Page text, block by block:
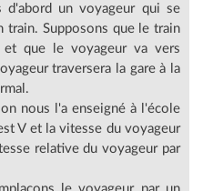
d'abord un voyageur qui se
train. Supposons que le train
que le voyageur va vers
traversera la gare à la
on nous l'a enseigné à l'école
V et la vitesse du voyageur
relative du voyageur par